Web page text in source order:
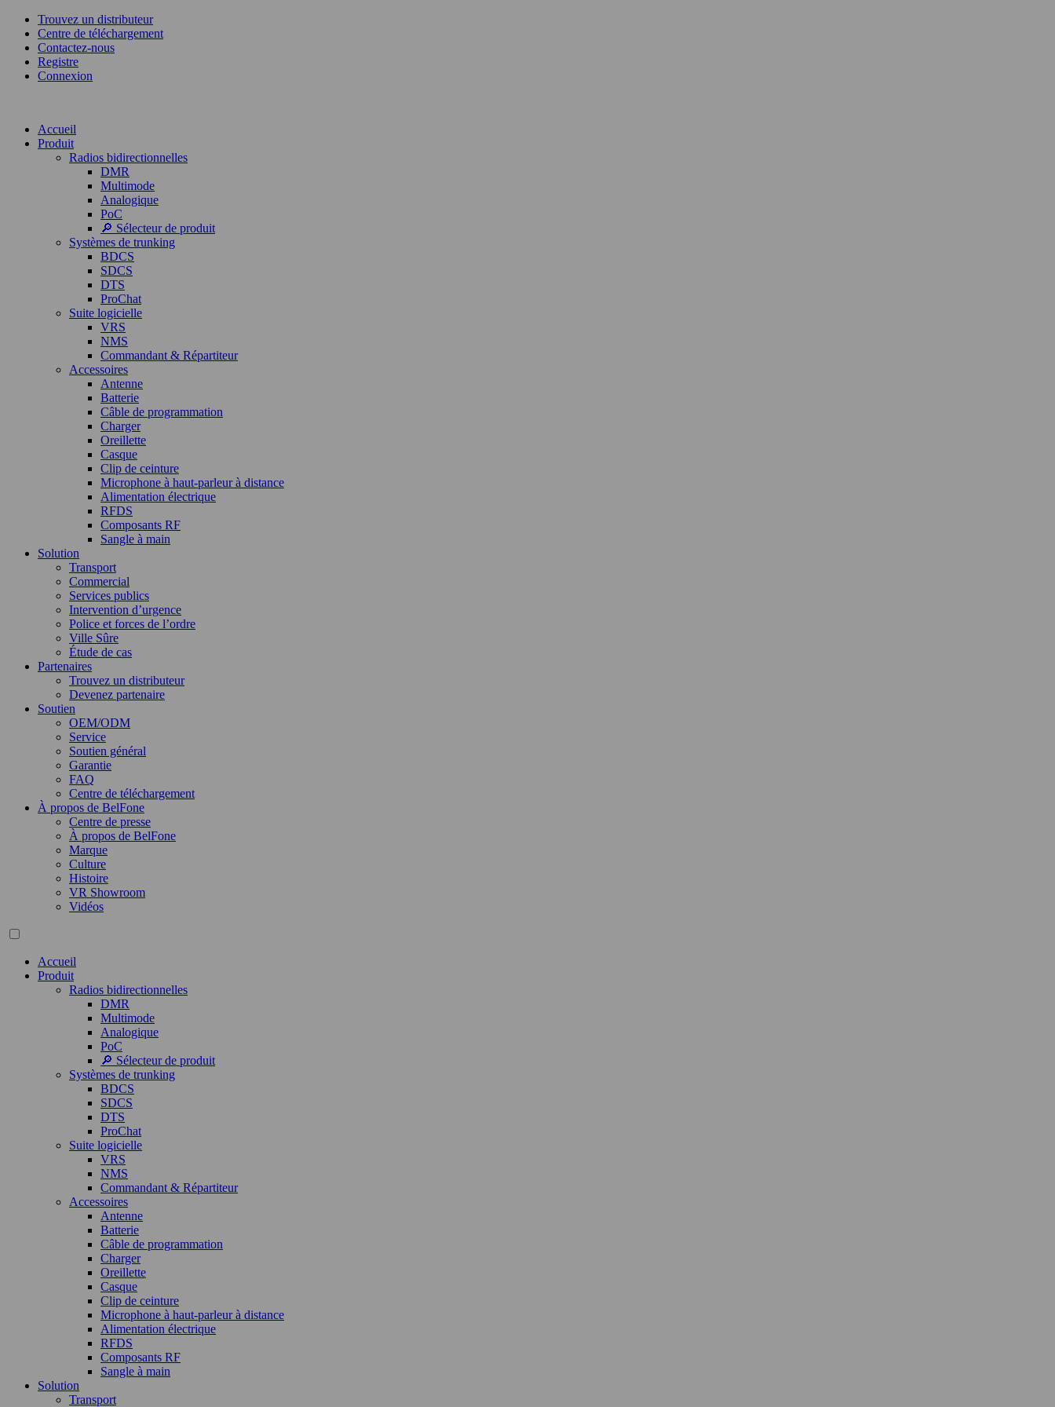
Trouvez un distributeur
Centre de téléchargement
Contactez-nous
Registre
Connexion
Accueil
Produit
Radios bidirectionnelles
DMR
Multimode
Analogique
PoC
🔎 Sélecteur de produit
Systèmes de trunking
BDCS
SDCS
DTS
ProChat
Suite logicielle
VRS
NMS
Commandant & Répartiteur
Accessoires
Antenne
Batterie
Câble de programmation
Charger
Oreillette
Casque
Clip de ceinture
Microphone à haut-parleur à distance
Alimentation électrique
RFDS
Composants RF
Sangle à main
Solution
Transport
Commercial
Services publics
Intervention d’urgence
Police et forces de l’ordre
Ville Sûre
Étude de cas
Partenaires
Trouvez un distributeur
Devenez partenaire
Soutien
OEM/ODM
Service
Soutien général
Garantie
FAQ
Centre de téléchargement
À propos de BelFone
Centre de presse
À propos de BelFone
Marque
Culture
Histoire
VR Showroom
Vidéos
Accueil
Produit
Radios bidirectionnelles
DMR
Multimode
Analogique
PoC
🔎 Sélecteur de produit
Systèmes de trunking
BDCS
SDCS
DTS
ProChat
Suite logicielle
VRS
NMS
Commandant & Répartiteur
Accessoires
Antenne
Batterie
Câble de programmation
Charger
Oreillette
Casque
Clip de ceinture
Microphone à haut-parleur à distance
Alimentation électrique
RFDS
Composants RF
Sangle à main
Solution
Transport